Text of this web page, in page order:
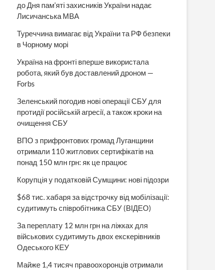
до Дня пам’яті захисників України надає
Лисичанська МВА
Туреччина вимагає від України та РФ безпеки
в Чорному морі
Україна на фронті вперше використала
робота, який був доставлений дроном —
Forbs
Зеленський погодив нові операції СБУ для
протидії російській агресії, а також кроки на
очищення СБУ
ВПО з прифронтових громад Луганщини
отримали 110 житлових сертифікатів на
понад 150 млн грн: як це працює
Корупція у податковій Сумщини: нові підозри
$68 тис. хабаря за відстрочку від мобілізації:
судитимуть співробітника СБУ (ВІДЕО)
За переплату 12 млн грн на ліжках для
військових судитимуть двох екскерівників
Одеського КЕУ
Майже 1,4 тисяч правоохоронців отримали